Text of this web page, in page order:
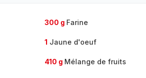
300 g Farine
1 Jaune d'oeuf
410 g Mélange de fruits